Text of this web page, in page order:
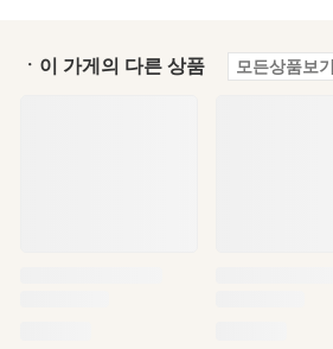
ㆍ이 가게의 다른 상품 모든상품보